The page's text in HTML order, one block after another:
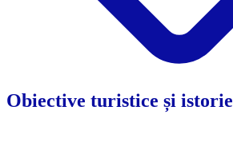
Obiective turistice și istorie